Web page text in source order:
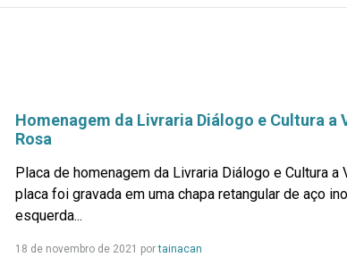
Homenagem da Livraria Diálogo e Cultura a
Rosa
Placa de homenagem da Livraria Diálogo e Cultura a
placa foi gravada em uma chapa retangular de aço
esquerda...
18 de novembro de 2021 portainacanLeia